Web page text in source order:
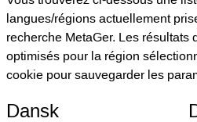
langues/régions actuellement
recherche MetaGer. Les résultats
optimisés pour la région
cookie pour sauvegarder les
Dansk